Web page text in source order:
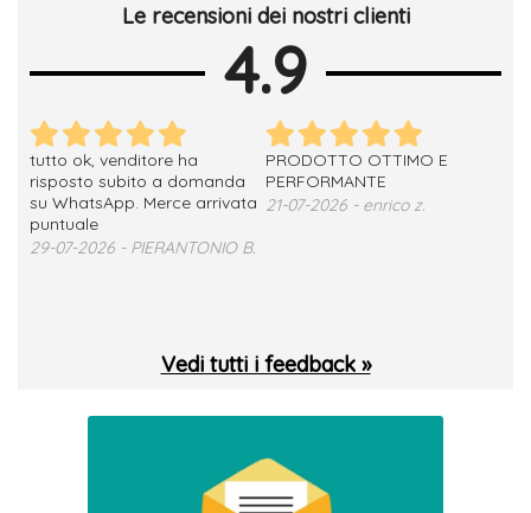
Le recensioni dei nostri clienti
4.9
tutto ok, venditore ha
risposto subito a domanda
su WhatsApp. Merce arrivata
puntuale
29-07-2026 - PIERANTONIO B.
PRODOTTO OTTIMO E
PERFORMANTE
21-07-2026 - enrico z.
Vedi tutti i feedback »